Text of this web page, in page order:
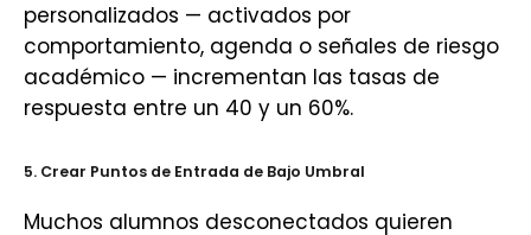
personalizados — activados por
comportamiento, agenda o señales de riesgo
académico — incrementan las tasas de
respuesta entre un 40 y un 60%.
5. Crear Puntos de Entrada de Bajo Umbral
Muchos alumnos desconectados quieren